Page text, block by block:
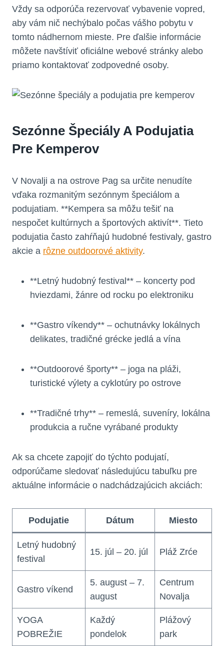
Vždy sa odporúča rezervovať vybavenie vopred,
aby vám nič nechýbalo počas vášho pobytu v
tomto nádhernom mieste. Pre ďalšie informácie
môžete navštíviť oficiálne webové stránky alebo
priamo kontaktovať zodpovedné osoby.
Sezónne Špeciály A Podujatia
Pre Kemperov
V Novalji a na ostrove Pag sa určite nenudíte
vďaka rozmanitým sezónnym špeciálom a
podujatiam. **Kempera sa môžu tešiť na
nespočet kultúrnych a športových aktivít**. Tieto
podujatia často zahŕňajú hudobné festivaly, gastro
akcie a rôzne outdoorové aktivity.
**Letný hudobný festival** – koncerty pod
hviezdami, žánre od rocku po elektroniku
**Gastro víkendy** – ochutnávky lokálnych
delikates, tradičné grécke jedlá a vína
**Outdoorové športy** – joga na pláži,
turistické výlety a cyklotúry po ostrove
**Tradičné trhy** – remeslá, suveníry, lokálna
produkcia a ručne vyrábané produkty
Ak sa chcete zapojiť do týchto podujatí,
odporúčame sledovať následujúcu tabuľku pre
aktuálne informácie o nadchádzajúcich akciách:
Podujatie Dátum Miesto
Letný hudobný
festival
15. júl – 20. júl Pláž Zrće
Gastro víkend
5. august – 7.
august
Centrum
Novalja
YOGA
POBREŽIE
Každý
pondelok
Plážový
park